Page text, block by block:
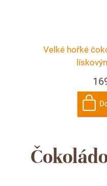
Velké hořké